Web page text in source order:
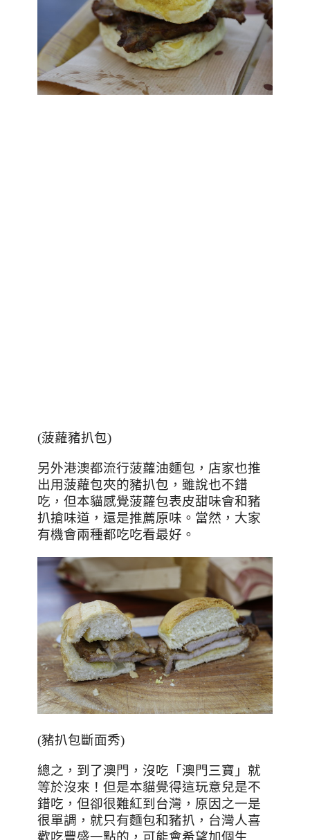
(菠蘿豬扒包)
另外港澳都流行菠蘿油麵包，店家也推
出用菠蘿包夾的豬扒包，雖說也不錯
吃，但本貓感覺菠蘿包表皮甜味會和豬
扒搶味道，還是推薦原味。當然，大家
有機會兩種都吃吃看最好。
(豬扒包斷面秀)
總之，到了澳門，沒吃「澳門三寶」就
等於沒來！但是本貓覺得這玩意兒是不
錯吃，但卻很難紅到台灣，原因之一是
很單調，就只有麵包和豬扒，台灣人喜
歡吃豐盛一點的，可能會希望加個生